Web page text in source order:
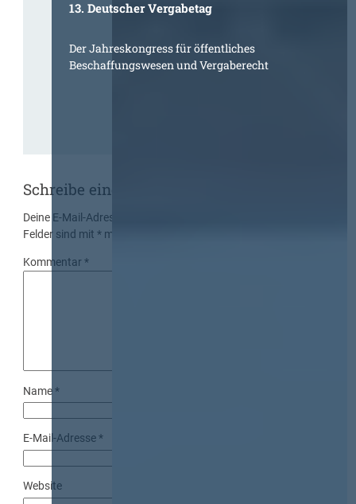
13. Deutscher Vergabetag
Der Jahreskongress für öffentliches
Beschaffungswesen und Vergaberecht
Schreibe einen Kommentar
Deine E-Mail-Adresse wird nicht veröffentlicht.
Felder sind mit* markiert
Kommentar*
Name*
E-Mail-Adresse*
Website